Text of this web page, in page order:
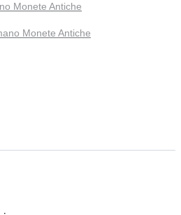
Monete Antiche
Monete Antiche